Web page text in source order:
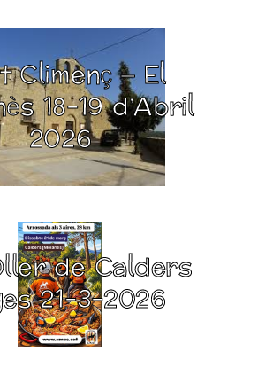
Climenç – El
18-19 d’Abril
2026
de Calders
21-3-2026